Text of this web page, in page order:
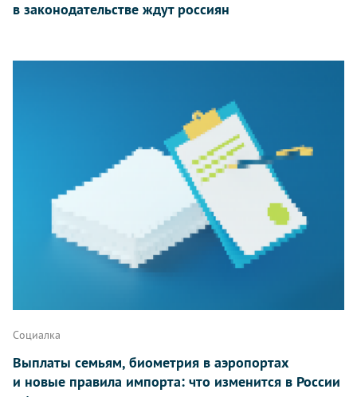
в законодательстве ждут россиян
Социалка
Выплаты семьям, биометрия в аэропортах
и новые правила импорта: что изменится в России